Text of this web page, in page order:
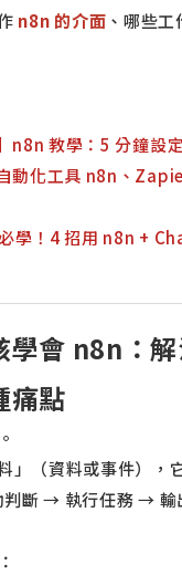
n8n 的介面 、哪些
n8n 教學：5 分鐘設
動化工具 n8n、
學！4 招用 n8n +
學會 n8n：
痛點
」（資料或事件），
斷 → 執行任務 → 輸